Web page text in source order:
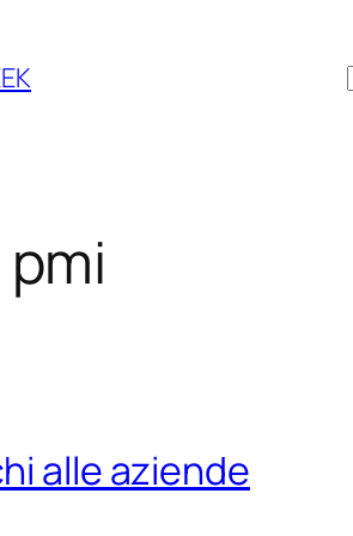
pmi
alle aziende